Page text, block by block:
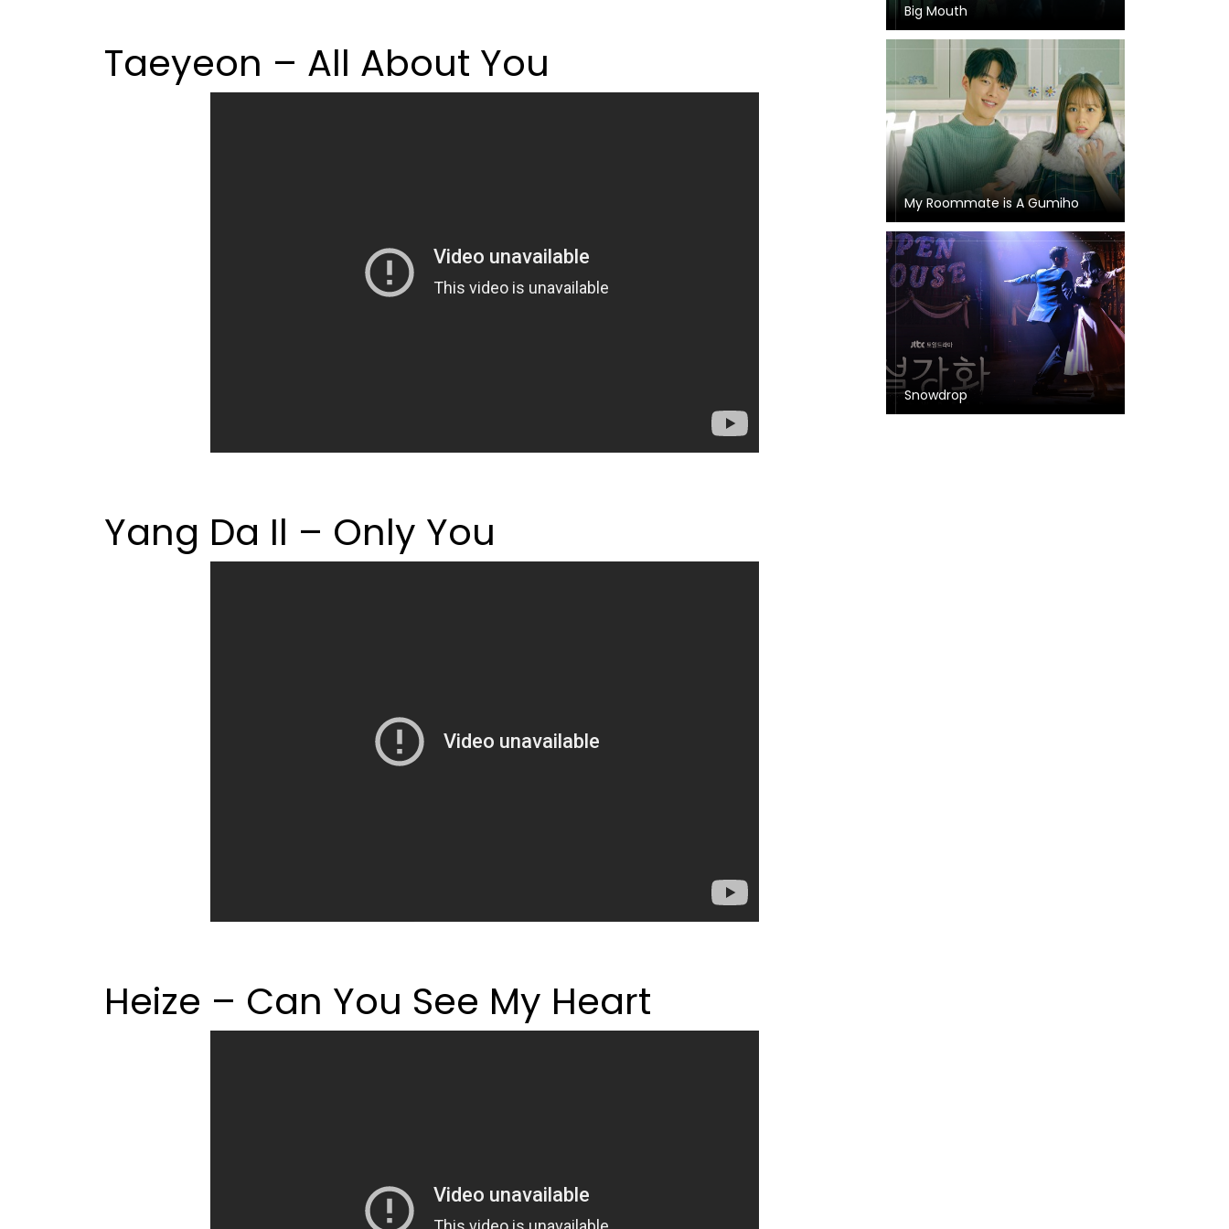
Taeyeon – All About You
Yang Da Il – Only You
Heize – Can You See My Heart
Big Mouth
My Roommate is A Gumiho
Snowdrop